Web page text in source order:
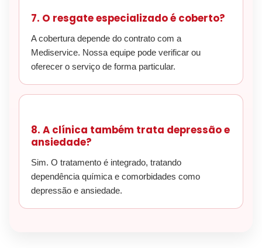
7. O resgate especializado é coberto?
A cobertura depende do contrato com a
Mediservice. Nossa equipe pode verificar ou
oferecer o serviço de forma particular.
8. A clínica também trata depressão e
ansiedade?
Sim. O tratamento é integrado, tratando
dependência química e comorbidades como
depressão e ansiedade.